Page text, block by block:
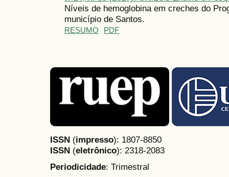
Níveis de hemoglobina em creches do
município de Santos.
RESUMO PDF
ISSN (impresso): 1807-8850
ISSN (eletrônico): 2318-2083
Periodicidade: Trimestral